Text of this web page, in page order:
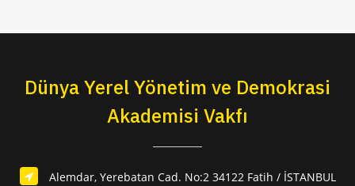
Dünya Yerel Yönetim ve Demokrasi
Akademisi Vakfı
Alemdar, Yerebatan Cad. No:2 34122 Fatih / İSTANBUL